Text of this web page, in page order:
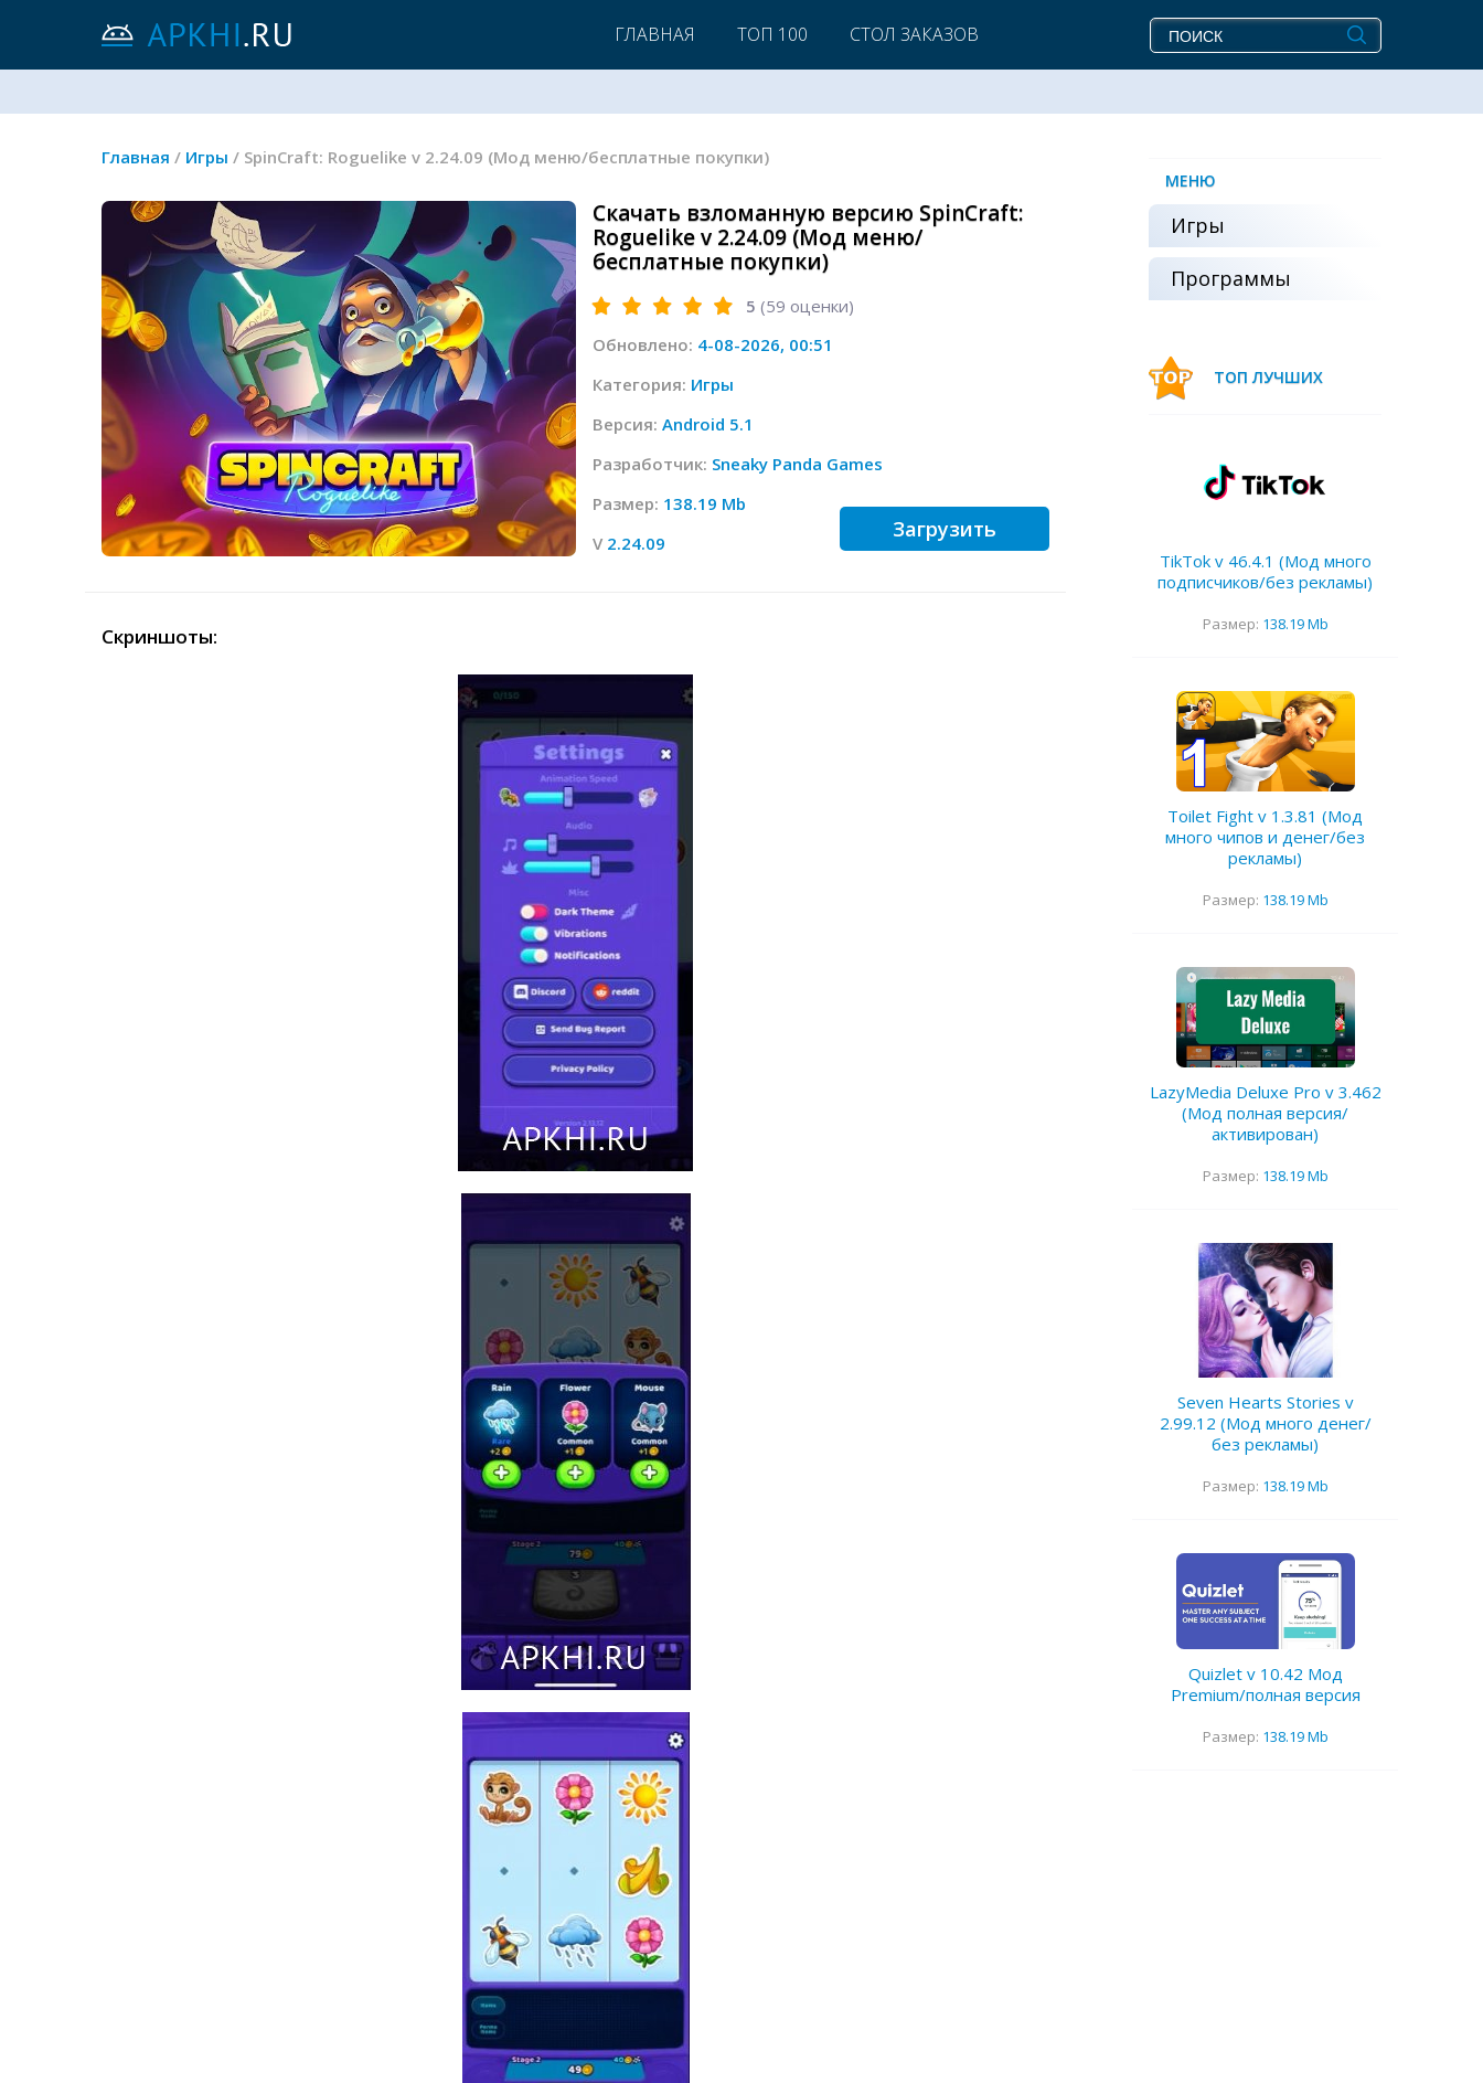
ГЛАВНАЯ ТОП 100 СТОЛ ЗАКАЗОВ
Главная / Игры / SpinCraft: Roguelike v 2.24.09 (Мод меню/бесплатные покупки)
Скачать взломанную версию SpinCraft:
Roguelike v 2.24.09 (Мод меню/
бесплатные покупки)
5 (59 оценки)
Обновлено: 4-08-2026, 00:51
Категория: Игры
Версия: Android 5.1
Разработчик: Sneaky Panda Games
Размер: 138.19 Mb
V 2.24.09
Загрузить
Скриншоты:
МЕНЮ
Игры
Программы
ТОП ЛУЧШИХ
TikTok v 46.4.1 (Мод много
подписчиков/без рекламы)
Размер: 138.19 Mb
Toilet Fight v 1.3.81 (Мод
много чипов и денег/без
рекламы)
Размер: 138.19 Mb
LazyMedia Deluxe Pro v 3.462
(Мод полная версия/
активирован)
Размер: 138.19 Mb
Seven Hearts Stories v
2.99.12 (Мод много денег/
без рекламы)
Размер: 138.19 Mb
Quizlet v 10.42 Мод
Premium/полная версия
Размер: 138.19 Mb